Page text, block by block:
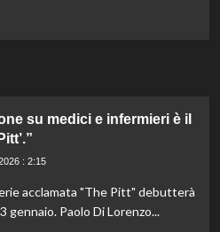
su medici e infermieri è il
: 2:15
acclamata "The Pitt" debutterà
gennaio. Paolo Di Lorenzo...